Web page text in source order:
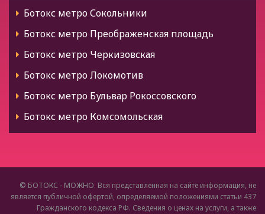
Ботокс Черкесск
Ботокс Карачаевск
Ботокс Карелия
Ботокс Петрозаводск
Ботокс Коми
Ботокс Сыктывкар
Ботокс Воркута
Ботокс Марий Эл
Ботокс Йошкар-Ола
Ботокс Дедовск
Ботокс Дзержинский
Ботокс Дмитров
Ботокс Долгопрудный
Ботокс Домодедово
Ботокс Дрезна
Ботокс Дубна
Ботокс Зарайск
Ботокс метро Сокольники
Ботокс метро Преображенская площадь
Ботокс метро Черкизовская
Ботокс метро Локомотив
Ботокс метро Бульвар Рокоссовского
Ботокс метро Комсомольская
Ботокс метро Красные Ворота
Ботокс метро Каланчёвская
© БОТОКС - МОЖНО. Вся представленная на сайте информация, не
является публичной офертой, определяемой положениями статьи 437
Гражданского кодекса РФ. Сведения о ценах на услуги, а также